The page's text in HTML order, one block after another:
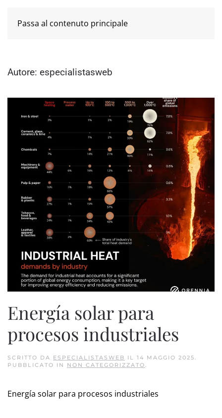
Passa al contenuto principale
Autore: especialistasweb
Energía solar para
procesos industriales
SCRITTO DA ESPECIALISTASWEB IL 14 MAGGIO 2025
PUBBLICATO IN NON CATEGORIZZATO
Energía solar para procesos industriales